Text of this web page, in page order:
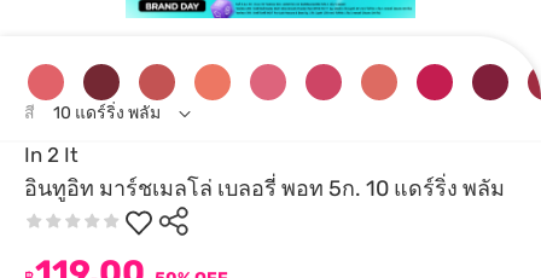
In 2 It
อินทูอิท มาร์ชเมลโล่ เบลอรี่ พอท 5ก. 10 แดร์ริ่ง พลัม
สี 10 แดร์ริ่ง พลัม